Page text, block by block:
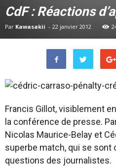
CdF : Réactions
Par Kawasakii - 22 janvier 2012
Francis Gillot, visiblement
la conférence de presse.
Nicolas Maurice-Belay et
superbe match, qui se sont
questions des journalistes.